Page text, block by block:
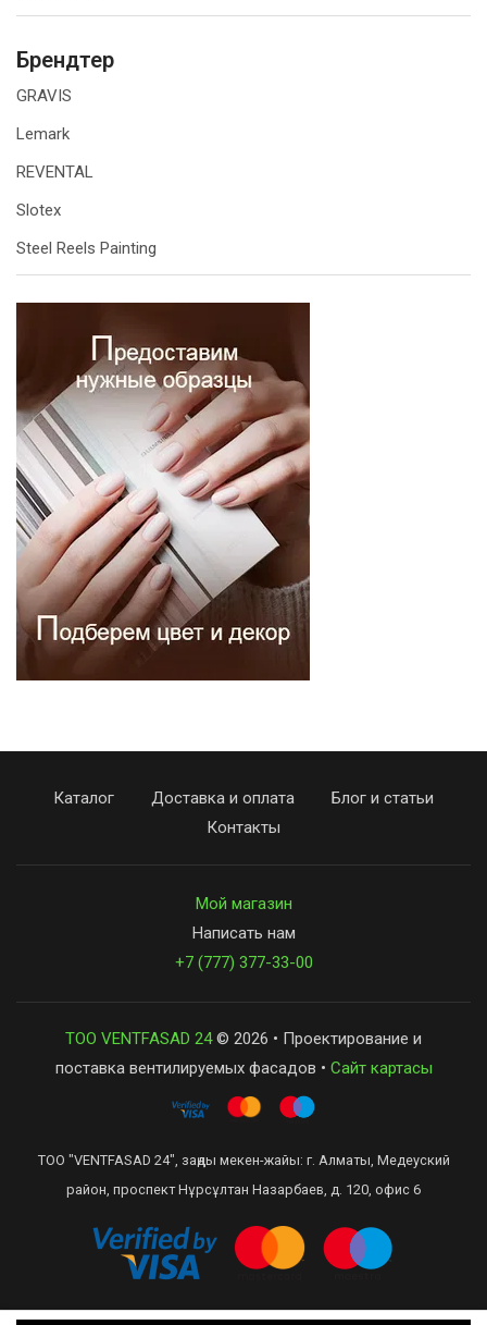
Брендтер
GRAVIS
Lemark
REVENTAL
Slotex
Steel Reels Painting
Каталог Доставка и оплата
Блог и статьи
Контакты
Мой магазин
Написать нам
+7 (777) 377-33-00
ТОО VENTFASAD 24© 2026 • Проектирование и
поставка вентилируемых фасадов • Сайт картасы
ТОО "VENTFASAD 24", заңды мекен-жайы: г. Алматы, Медеуский
район, проспект Нұрсұлтан Назарбаев, д. 120, офис 6
Сделано в Recommerce